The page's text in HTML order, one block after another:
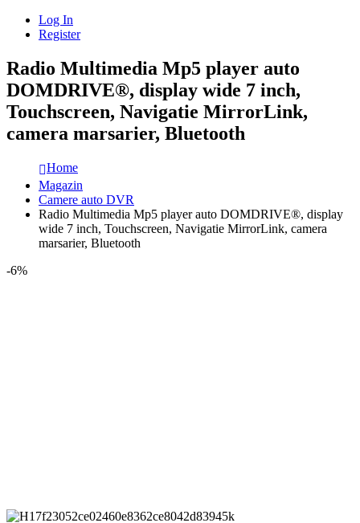
Log In
Register
Radio Multimedia Mp5 player auto
DOMDRIVE®, display wide 7 inch,
Touchscreen, Navigatie MirrorLink,
camera marsarier, Bluetooth
Home
Magazin
Camere auto DVR
Radio Multimedia Mp5 player auto DOMDRIVE®, display
wide 7 inch, Touchscreen, Navigatie MirrorLink, camera
marsarier, Bluetooth
-6%